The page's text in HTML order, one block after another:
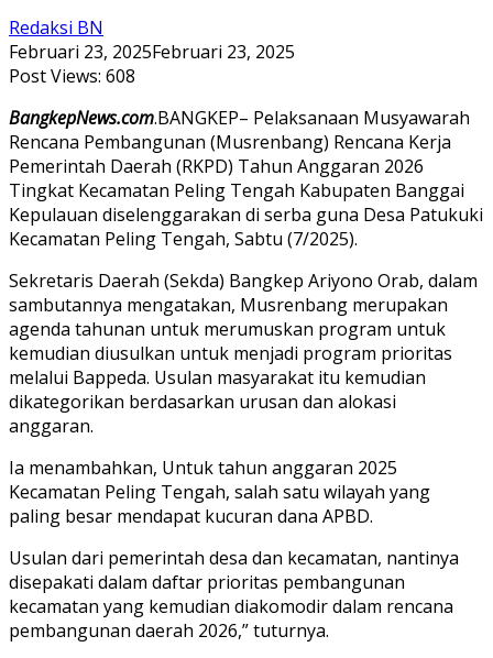
Redaksi BN
Februari 23, 2025Februari 23, 2025
Post Views: 608
BangkepNews.com.BANGKEP– Pelaksanaan Musyawarah
Rencana Pembangunan (Musrenbang) Rencana Kerja
Pemerintah Daerah (RKPD) Tahun Anggaran 2026
Tingkat Kecamatan Peling Tengah Kabupaten Banggai
Kepulauan diselenggarakan di serba guna Desa Patukuki
Kecamatan Peling Tengah, Sabtu (7/2025).
Sekretaris Daerah (Sekda) Bangkep Ariyono Orab, dalam
sambutannya mengatakan, Musrenbang merupakan
agenda tahunan untuk merumuskan program untuk
kemudian diusulkan untuk menjadi program prioritas
melalui Bappeda. Usulan masyarakat itu kemudian
dikategorikan berdasarkan urusan dan alokasi
anggaran.
Ia menambahkan, Untuk tahun anggaran 2025
Kecamatan Peling Tengah, salah satu wilayah yang
paling besar mendapat kucuran dana APBD.
Usulan dari pemerintah desa dan kecamatan, nantinya
disepakati dalam daftar prioritas pembangunan
kecamatan yang kemudian diakomodir dalam rencana
pembangunan daerah 2026,” tuturnya.